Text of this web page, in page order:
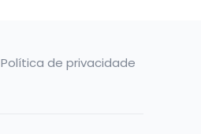
Política de privacidade